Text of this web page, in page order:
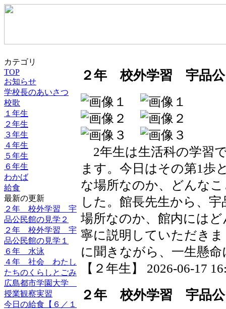
カテゴリ
TOP
お知らせ
学校長のあいさつ
校歌
１年生
２年生
３年生
４年生
５年生
６年生
わかば
給食
最新の更新
２年 校外学習 宇
品公民館の見学２
２年 校外学習 宇
品公民館の見学１
６年 水泳
４年 社会 わたし
たちのくらしとごみ
広島都市学園大学
授業観察実習
今日の給食【６／１
２年 校外学習 宇品公
2年生は生活科の学習
ます。今日はその第1歩
な場所なのか、どんな
した。館長先生から、
場所なのか、館内には
寧に説明していただき
に聞きながら、一生懸
【２年生】 2026-06-17
２年 校外学習 宇品公